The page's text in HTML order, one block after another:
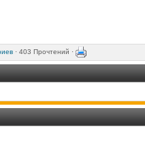
· 403 Прочтений ·